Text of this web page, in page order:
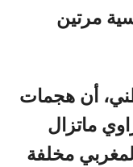
مرتين
أن هجمات
ماتزال
مخلفة